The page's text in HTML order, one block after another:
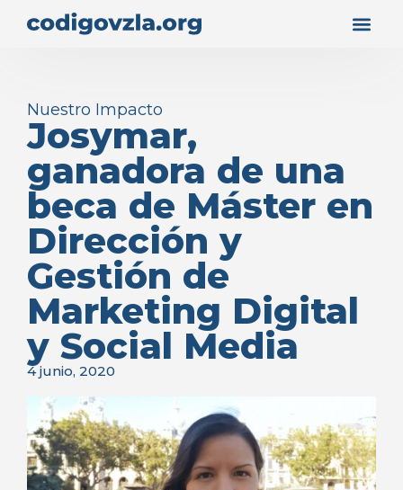
Nuestro Impacto
Josymar,
ganadora de una
beca de Máster en
Dirección y
Gestión de
Marketing Digital
y Social Media
4 junio, 2020